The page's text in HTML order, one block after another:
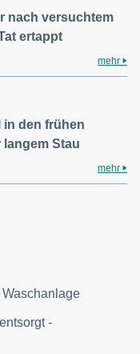
nach versuchtem
ertappt
mehr
in den frühen
Stau
mehr
-